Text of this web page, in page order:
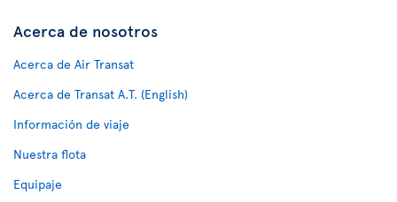
Acerca de nosotros
Acerca de Air Transat
Acerca de Transat A.T. (English)
Información de viaje
Nuestra flota
Equipaje